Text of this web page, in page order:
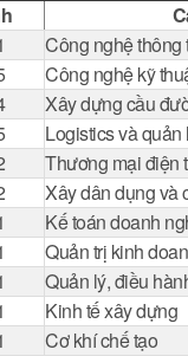
Công nghệ thông
Công nghệ kỹ
Xây dựng cầu
Logistics và
Thương mại điện
Xây dân dụng và
Kế toán doanh
Quản trị kinh
Quản lý, điều
Kinh tế xây dựng
Cơ khí chế tạo